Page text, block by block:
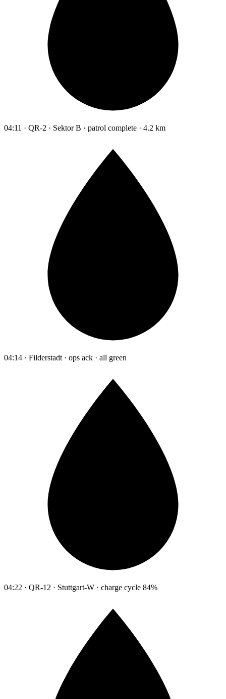
04:11 · QR-2 · Sektor B · patrol complete · 4.2 km
04:14 · Filderstadt · ops ack · all green
04:22 · QR-12 · Stuttgart-W · charge cycle 84%